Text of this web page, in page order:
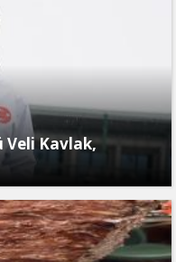
Veli Kavlak,